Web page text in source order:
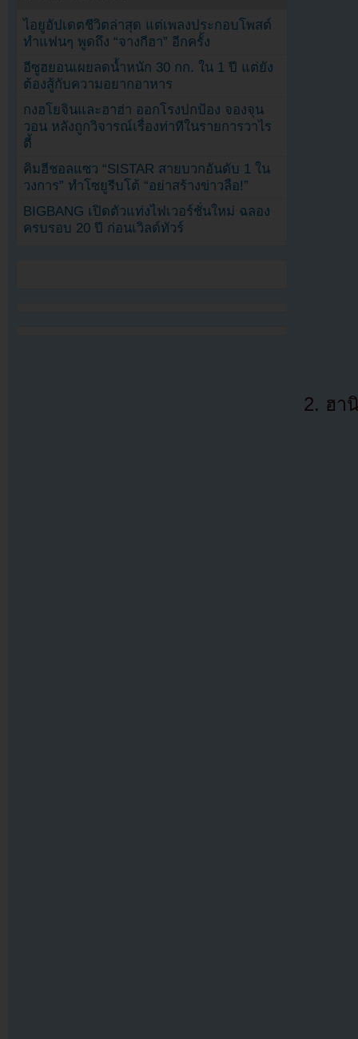
2. ฮา
ไอยูอัปเดตชีวิตล่าสุด แต่เพลงประกอบโพสต์
ทำแฟนๆ พูดถึง “จางกีฮา” อีกครั้ง
อีซูฮยอนเผยลดน้ำหนัก 30 กก. ใน 1 ปี แต่ยัง
ต้องสู้กับความอยากอาหาร
กงฮโยจินและฮาฮ่า ออกโรงปกป้อง จองจุน
วอน หลังถูกวิจารณ์เรื่องท่าทีในรายการวาไร
ตี้
คิมฮีชอลแซว “SISTAR สายบวกอันดับ 1 ใน
วงการ” ทำโซยูรีบโต้ “อย่าสร้างข่าวลือ!”
BIGBANG เปิดตัวแท่งไฟเวอร์ชั่นใหม่ ฉลอง
ครบรอบ 20 ปี ก่อนเวิลด์ทัวร์